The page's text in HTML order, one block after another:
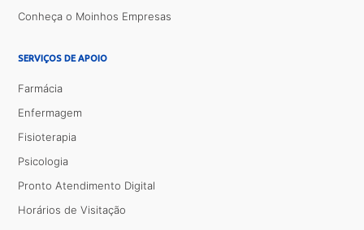
Conheça o Moinhos Empresas
SERVIÇOS DE APOIO
Farmácia
Enfermagem
Fisioterapia
Psicologia
Pronto Atendimento Digital
Horários de Visitação